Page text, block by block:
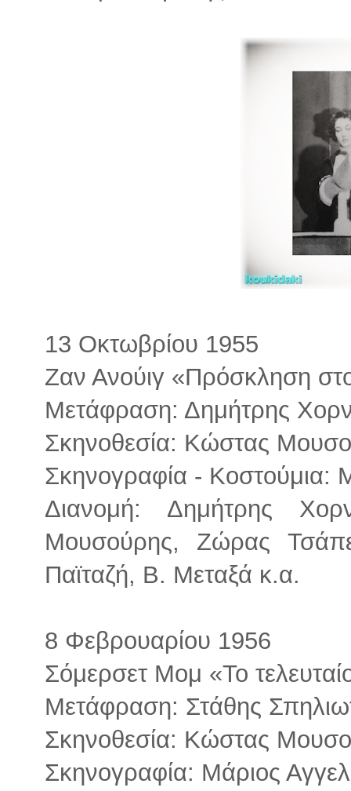
13 Οκτωβρίου 1955
Ζαν Ανούιγ «Πρόσκληση
Μετάφραση: Δημήτρης
Σκηνοθεσία: Κώστας
Σκηνογραφία - Κοστούμια:
Διανομή: Δημήτρης
Μουσούρης, Ζώρας
Παϊταζή, Β. Μεταξά κ.α.
8 Φεβρουαρίου 1956
Σόμερσετ Μομ «Το
Μετάφραση: Στάθης
Σκηνοθεσία: Κώστας
Σκηνογραφία: Μάριος